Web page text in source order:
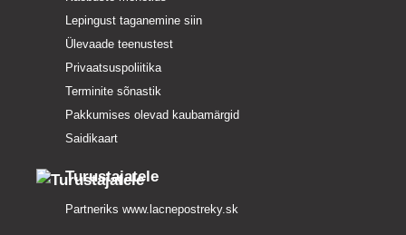
Lepingust taganemine siin
Ülevaade teenustest
Privaatsuspoliitika
Terminite sõnastik
Pakkumises olevad kaubamärgid
Saidikaart
Turustajatele
Partneriks www.lacnepostreky.sk